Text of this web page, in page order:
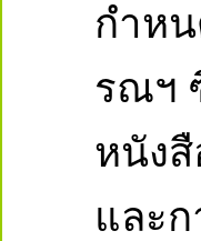
กำห
รณฯ
หนัง
และ